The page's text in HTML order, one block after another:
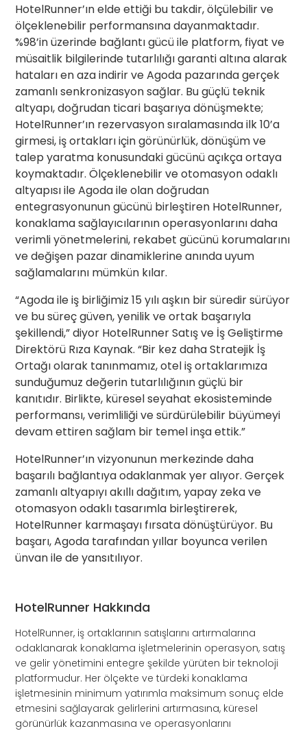
HotelRunner’ın elde ettiği bu takdir, ölçülebilir ve
ölçeklenebilir performansına dayanmaktadır.
%98’in üzerinde bağlantı gücü ile platform, fiyat ve
müsaitlik bilgilerinde tutarlılığı garanti altına alarak
hataları en aza indirir ve Agoda pazarında gerçek
zamanlı senkronizasyon sağlar. Bu güçlü teknik
altyapı, doğrudan ticari başarıya dönüşmekte;
HotelRunner’ın rezervasyon sıralamasında ilk 10’a
girmesi, iş ortakları için görünürlük, dönüşüm ve
talep yaratma konusundaki gücünü açıkça ortaya
koymaktadır. Ölçeklenebilir ve otomasyon odaklı
altyapısı ile Agoda ile olan doğrudan
entegrasyonunun gücünü birleştiren HotelRunner,
konaklama sağlayıcılarının operasyonlarını daha
verimli yönetmelerini, rekabet gücünü korumalarını
ve değişen pazar dinamiklerine anında uyum
sağlamalarını mümkün kılar.
“Agoda ile iş birliğimiz 15 yılı aşkın bir süredir sürüyor
ve bu süreç güven, yenilik ve ortak başarıyla
şekillendi,” diyor HotelRunner Satış ve İş Geliştirme
Direktörü Rıza Kaynak. “Bir kez daha Stratejik İş
Ortağı olarak tanınmamız, otel iş ortaklarımıza
sunduğumuz değerin tutarlılığının güçlü bir
kanıtıdır. Birlikte, küresel seyahat ekosisteminde
performansı, verimliliği ve sürdürülebilir büyümeyi
devam ettiren sağlam bir temel inşa ettik.”
HotelRunner’ın vizyonunun merkezinde daha
başarılı bağlantıya odaklanmak yer alıyor. Gerçek
zamanlı altyapıyı akıllı dağıtım, yapay zeka ve
otomasyon odaklı tasarımla birleştirerek,
HotelRunner karmaşayı fırsata dönüştürüyor. Bu
başarı, Agoda tarafından yıllar boyunca verilen
ünvan ile de yansıtılıyor.
HotelRunner Hakkında
HotelRunner, iş ortaklarının satışlarını artırmalarına
odaklanarak konaklama işletmelerinin operasyon, satış
ve gelir yönetimini entegre şekilde yürüten bir teknoloji
platformudur. Her ölçekte ve türdeki konaklama
işletmesinin minimum yatırımla maksimum sonuç elde
etmesini sağlayarak gelirlerini artırmasına, küresel
görünürlük kazanmasına ve operasyonlarını